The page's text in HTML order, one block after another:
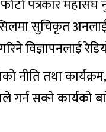
पत्रकार महासंघ
सुचिकृत
विज्ञापनलाई
नीति तथा
गर्न सक्ने